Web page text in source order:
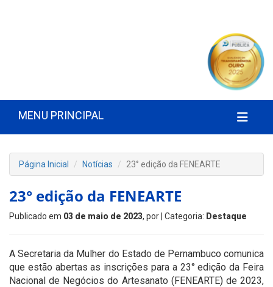
MENU PRINCIPAL
Página Inicial Notícias 23° edição da FENEARTE
23° edição da FENEARTE
Publicado em 03 de maio de 2023, por | Categoria: Destaque
A Secretaria da Mulher do Estado de Pernambuco comunica
que estão abertas as inscrições para a 23° edição da Feira
Nacional de Negócios do Artesanato (FENEARTE) de 2023,